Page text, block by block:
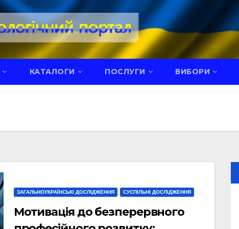
КАТАЛОГИ ПОСЛУГИ ВИБОРИ
ЗАГАЛЬНОУКРАЇНСЬКІ ДОСЛІДЖЕННЯ СУСПІЛЬНІ ДОСЛІДЖЕННЯ
Мотивація до безперервного